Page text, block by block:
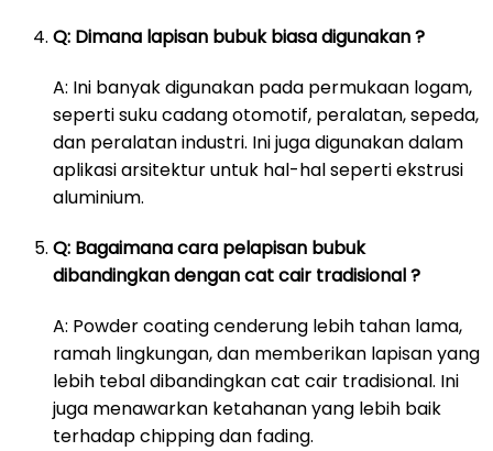
Q: Dimana lapisan bubuk biasa digunakan ?
A: Ini banyak digunakan pada permukaan logam,
seperti suku cadang otomotif, peralatan, sepeda,
dan peralatan industri. Ini juga digunakan dalam
aplikasi arsitektur untuk hal-hal seperti ekstrusi
aluminium.
Q: Bagaimana cara pelapisan bubuk
dibandingkan dengan cat cair tradisional ?
A: Powder coating cenderung lebih tahan lama,
ramah lingkungan, dan memberikan lapisan yang
lebih tebal dibandingkan cat cair tradisional. Ini
juga menawarkan ketahanan yang lebih baik
terhadap chipping dan fading.